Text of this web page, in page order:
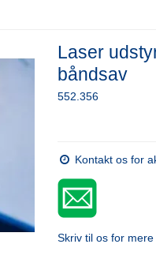
Laser
båndsav
552.356
Kontakt os for
Skriv til os for mere